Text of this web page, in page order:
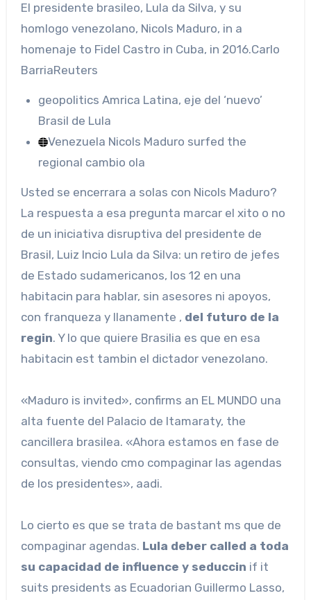
El presidente brasileo, Lula da Silva, y su
homlogo venezolano, Nicols Maduro, in a
homenaje to Fidel Castro in Cuba, in 2016.Carlo
BarriaReuters
geopolitics Amrica Latina, eje del ‘nuevo’
Brasil de Lula
Venezuela Nicols Maduro surfed the
regional cambio ola
Usted se encerrara a solas con Nicols Maduro?
La respuesta a esa pregunta marcar el xito o no
de un iniciativa disruptiva del presidente de
Brasil, Luiz Incio Lula da Silva: un retiro de jefes
de Estado sudamericanos, los 12 en una
habitacin para hablar, sin asesores ni apoyos,
con franqueza y llanamente , del futuro de la
regin. Y lo que quiere Brasilia es que en esa
habitacin est tambin el dictador venezolano.
«Maduro is invited», confirms an EL MUNDO una
alta fuente del Palacio de Itamaraty, the
cancillera brasilea. «Ahora estamos en fase de
consultas, viendo cmo compaginar las agendas
de los presidentes», aadi.
Lo cierto es que se trata de bastant ms que de
compaginar agendas. Lula deber called a toda
su capacidad de influence y seduccin if it
suits presidents as Ecuadorian Guillermo Lasso,